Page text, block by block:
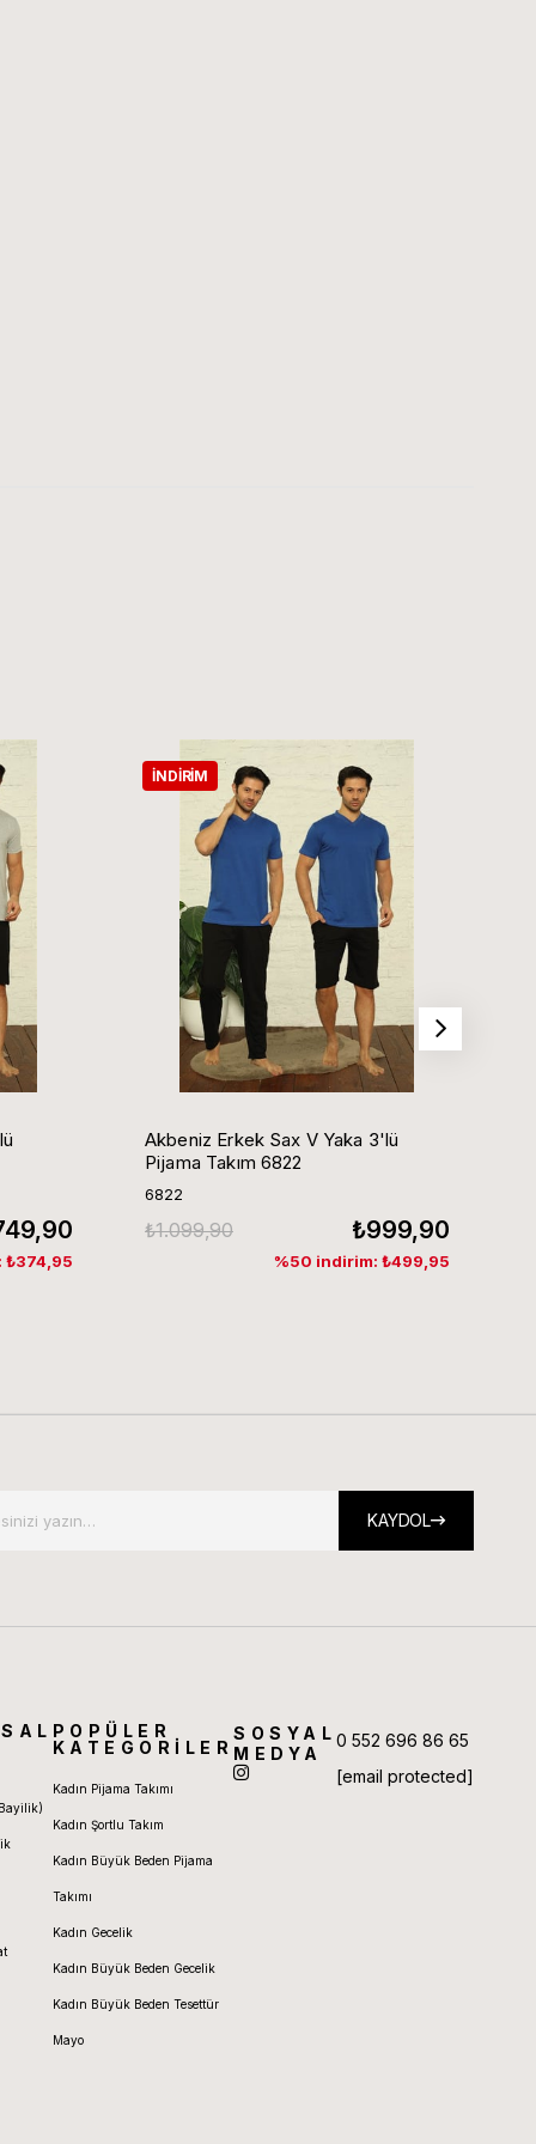
₺374,95
Akbeniz Erkek Sax V Yaka 3'lü
Pijama Takım 6822
6822
₺999,90
₺1.099,90
%50 indirim: ₺499,95
İNDIRIM
KAYDOL
POPÜLER
KATEGORİLER
Kadın Pijama Takımı
Kadın Şortlu Takım
Kadın Büyük Beden Pijama
Takımı
Kadın Gecelik
Kadın Büyük Beden Gecelik
Kadın Büyük Beden Tesettür
Mayo
SOSYAL
MEDYA
0 552 696 86 65
[email protected]